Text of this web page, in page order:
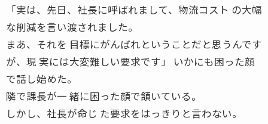
「実は、先日、社長に呼ばれまして、物流コスト の大幅
な削減を言い渡されました。
まあ、それを 目標にがんばれということだと思うんです
が、現 実には大変難しい要求です」 いかにも困った顔
で話し始めた。
隣で課長が一 緒に困った顔で頷いている。
しかし、社長が命じ た要求をはっきりと言わない。